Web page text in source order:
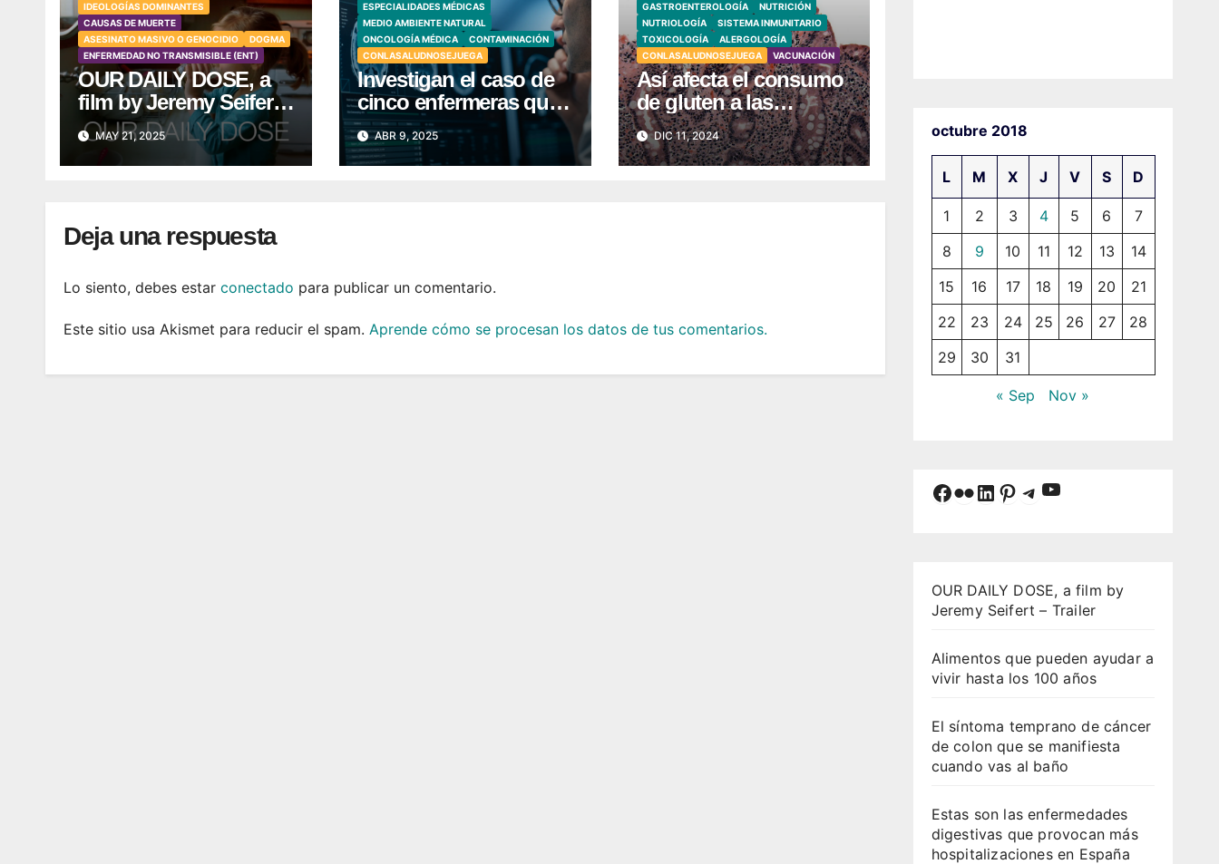
IDEOLOGÍAS DOMINANTES
CAUSAS DE MUERTE
ASESINATO MASIVO O GENOCIDIO
DOGMA
ENFERMEDAD NO TRANSMISIBLE (ENT)
OUR DAILY DOSE, a
film by Jeremy Seifert
– Trailer
MAY 21, 2025
ESPECIALIDADES MÉDICAS
MEDIO AMBIENTE NATURAL
ONCOLOGÍA MÉDICA
CONTAMINACIÓN
CONLASALUDNOSEJUEGA
Investigan el caso de
cinco enfermeras que
desarrollaron tumores
cerebrales
ABR 9, 2025
GASTROENTEROLOGÍA
NUTRICIÓN
NUTRIOLOGÍA
SISTEMA INMUNITARIO
TOXICOLOGÍA
ALERGOLOGÍA
CONLASALUDNOSEJUEGA
VACUNACIÓN
Así afecta el consumo
de gluten a las
personas con
celiaquía
DIC 11, 2024
Deja una respuesta
Lo siento, debes estar conectado para publicar un comentario.
Este sitio usa Akismet para reducir el spam. Aprende cómo se procesan los datos de tus comentarios.
octubre 2018
L M X J V S D
1 2 3 4 5 6
7
8
9 10 11 12 13
14
15
16 17 18 19 20
21
22
23 24 25 26 27
28
29
30 31
« Sep Nov »
Facebook
Flickr
LinkedIn
Pinterest
Telegram
YouTube
OUR DAILY DOSE, a film by
Jeremy Seifert – Trailer
Alimentos que pueden ayudar a
vivir hasta los 100 años
El síntoma temprano de cáncer
de colon que se manifiesta
cuando vas al baño
Estas son las enfermedades
digestivas que provocan más
hospitalizaciones en España